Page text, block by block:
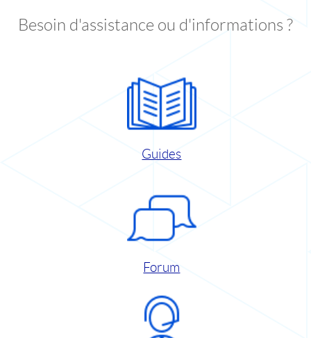
Besoin d'assistance ou d'informations ?
Guides
Forum